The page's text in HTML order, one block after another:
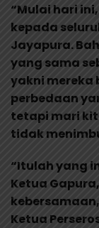
“Mulai hari
kepada
Jayapura.
yang sama
yakni mereka
perbedaan
tetapi mari
tidak
“Itulah yang
Ketua
Ketua